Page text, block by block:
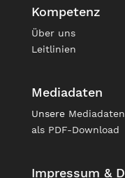
Kompetenz
Über uns
Leitlinien
Mediadaten
Unsere Mediadaten
als PDF-Download
Impressum &